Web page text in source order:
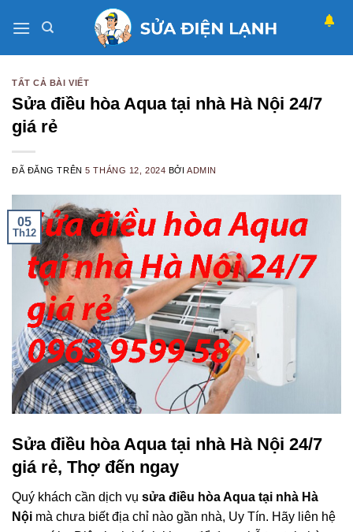
đến
TẤT CẢ BÀI VIẾT
Sửa điều hòa Aqua tại nhà Hà Nội 24/7
giá rẻ
ĐÃ ĐĂNG TRÊN5 THÁNG 12, 2024 BỞIADMIN
05
Th12
Sửa điều hòa Aqua tại nhà Hà Nội 24/7
giá rẻ, Thợ đến ngay
Quý khách cần dịch vụ sửa điều hòa Aqua tại nhà Hà
Nội mà chưa biết địa chỉ nào gần nhà, Uy Tín. Hãy liên hệ